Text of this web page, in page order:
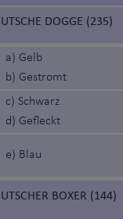
DOGGE (235)
a) Gelb
b) Gestromt
c) Schwarz
d) Gefleckt
e) Blau
BOXER (144)